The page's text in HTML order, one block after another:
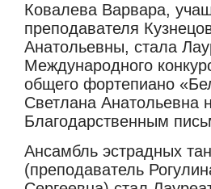
Ковалева Варвара,
преподавателя
Анатольевны, стала
Международного
общего фортепиано
Светлана Анатольевна
Благодарственным
Ансамбль эстрадных
(преподаватель